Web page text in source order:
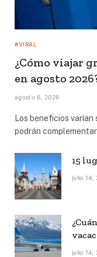
#VIRAL
¿Cómo viajar
en agosto
agosto 6, 2026
Los beneficios
podrán
15
julio 14,
julio 14,